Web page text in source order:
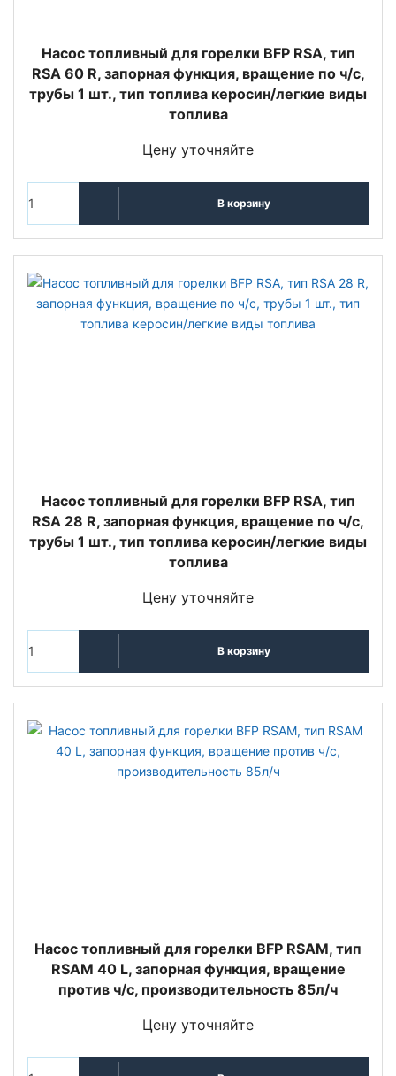
Насос топливный для горелки BFP RSA, тип
RSA 60 R, запорная функция, вращение по ч/с,
трубы 1 шт., тип топлива керосин/легкие виды
топлива
Цену уточняйте
В корзину
Насос топливный для горелки BFP RSA, тип
RSA 28 R, запорная функция, вращение по ч/с,
трубы 1 шт., тип топлива керосин/легкие виды
топлива
Цену уточняйте
В корзину
Насос топливный для горелки BFP RSAM, тип
RSAM 40 L, запорная функция, вращение
против ч/с, производительность 85л/ч
Цену уточняйте